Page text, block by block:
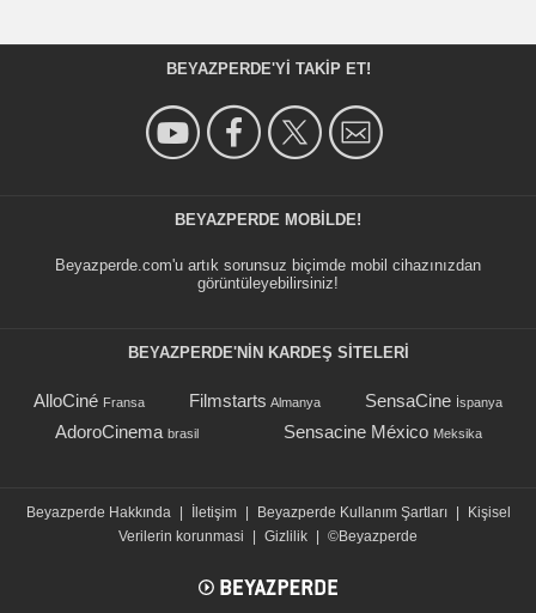
BEYAZPERDE'YI TAKIP ET!
BEYAZPERDE MOBILDE!
Beyazperde.com'u artık sorunsuz biçimde mobil cihazınızdan
görüntüleyebilirsiniz!
BEYAZPERDE'NIN KARDEŞ SİTELERİ
AlloCiné Fransa Filmstarts Almanya SensaCine İspanya
AdoroCinema brasil Sensacine México Meksika
Beyazperde Hakkında İletişim Beyazperde Kullanım Şartları
Kişisel
Verilerin korunmasi
Gizlilik ©Beyazperde